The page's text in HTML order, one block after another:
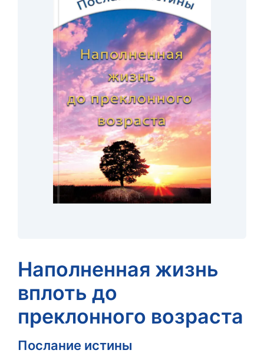
Наполненная жизнь
вплоть до
преклонного возраста
Послание истины